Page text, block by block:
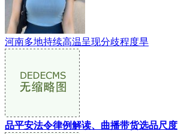
河南多地持续高温呈现分歧程度旱
品平安法令律例解读、曲播带货选品尺度